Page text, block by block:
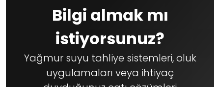
Bilgi almak mı
istiyorsunuz?
Yağmur suyu tahliye sistemleri, oluk
uygulamaları veya ihtiyaç